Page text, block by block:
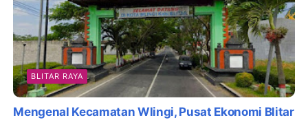
BLITAR RAYA
Mengenal Kecamatan Wlingi, Pusat Ekonomi Blitar